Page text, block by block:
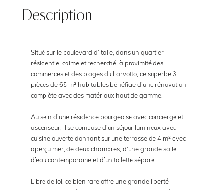
Description
Situé sur le boulevard d’Italie, dans un quartier
résidentiel calme et recherché, à proximité des
commerces et des plages du Larvotto, ce superbe 3
pièces de 65 m² habitables bénéficie d’une rénovation
complète avec des matériaux haut de gamme.
Au sein d’une résidence bourgeoise avec concierge et
ascenseur, il se compose d’un séjour lumineux avec
cuisine ouverte donnant sur une terrasse de 4 m² avec
aperçu mer, de deux chambres, d’une grande salle
d’eau contemporaine et d’un toilette séparé.
Libre de loi, ce bien rare offre une grande liberté